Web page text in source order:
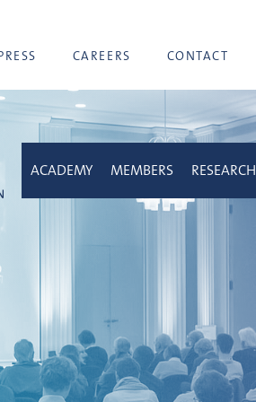
CAREERS CONTACT
ACADEMY MEMBERS RESEARCH